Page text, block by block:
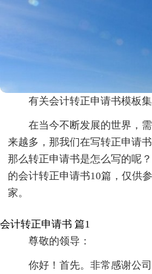
有关会计转正申请书模板
在当今不断发展的世界，
来越多，那我们在写转正申请
那么转正申请书是怎么写的呢
的会计转正申请书10篇，仅供
家。
会计转正申请书 篇1
尊敬的领导：
你好！首先。非常感谢公